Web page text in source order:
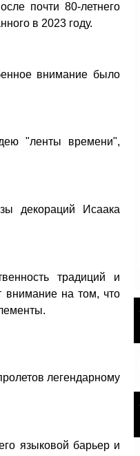
почти 80-летнего
в 2023 году.
внимание было
"ленты времени",
декораций Исаака
традиций и
внимание на том, что
легендарному
языковой барьер и